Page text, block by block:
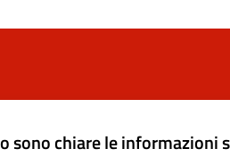
sono chiare le informazioni